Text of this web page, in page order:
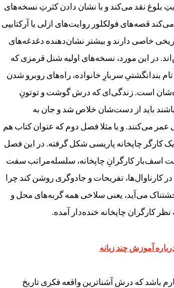
بلوغ نقد می‌کند و با نشان‌ دادن کثرتِ نسخه‌های
قصه‌های فولکلور روایت‌های ازلی یا آرکتایپی
خاصی دارند و بیشتر نشان‌دهنده‌ دغدغه‌های
در این مورد، نسخه‌های اولیه‌ شنل قرمزی که
بندانگشتیِ سربارِ خانواده، راه‌های روبرو شدن
است. زندگی‌ای که درش گوشت و توتونِ
باید از دست‌شان خلاص شد و جان به
عمر می‌کنند. و یا مثلا فصل دوم که عنوان کتاب هم
کارگر چاپخانه‌ پاریسی شکل گرفته. در این فصل
اسف‌بار کارگرانِ چاپخانه، سلسله‌مراتب سفت
کارناوال‌ها، تفریحات و جادوگری روشن کند چرا
می‌آید، یعنی سلاخی همه‌ گربه‌های محل و
کارگران چاپخانه خنده‌دار آمده.
آموزش چند زبانه
باشد که درش آشناترین واقعه‌ فکری تاریخ